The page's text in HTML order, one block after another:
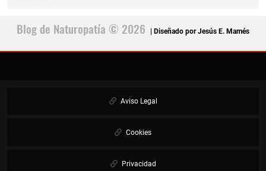
Blog de Naturopatía © 2026 | Diseñado por Jesús E. Mamés
Aviso Legal
Cookies
Privacidad